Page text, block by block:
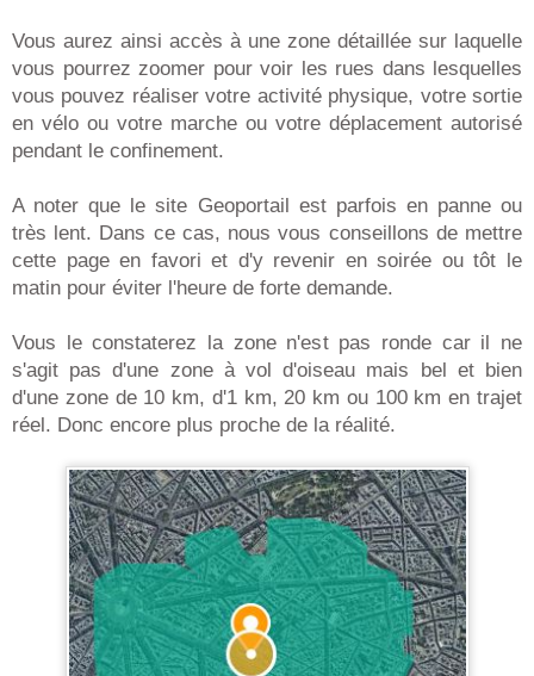
Vous aurez ainsi accès à une zone détaillée sur laquelle
vous pourrez zoomer pour voir les rues dans lesquelles
vous pouvez réaliser votre activité physique, votre sortie
en vélo ou votre marche ou votre déplacement autorisé
pendant le confinement.
A noter que le site Geoportail est parfois en panne ou
très lent. Dans ce cas, nous vous conseillons de mettre
cette page en favori et d'y revenir en soirée ou tôt le
matin pour éviter l'heure de forte demande.
Vous le constaterez la zone n'est pas ronde car il ne
s'agit pas d'une zone à vol d'oiseau mais bel et bien
d'une zone de 10 km, d'1 km, 20 km ou 100 km en trajet
réel. Donc encore plus proche de la réalité.